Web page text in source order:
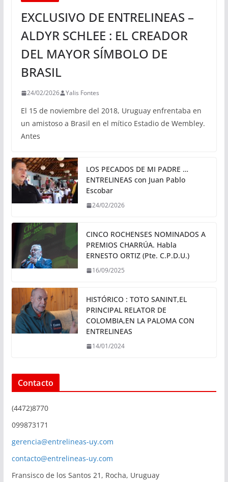
EXCLUSIVO DE ENTRELINEAS –
ALDYR SCHLEE : EL CREADOR
DEL MAYOR SÍMBOLO DE
BRASIL
24/02/2026 Yalis Fontes
El 15 de noviembre del 2018, Uruguay enfrentaba en
un amistoso a Brasil en el mítico Estadio de Wembley.
Antes
LOS PECADOS DE MI PADRE …
ENTRELINEAS con Juan Pablo
Escobar
24/02/2026
CINCO ROCHENSES NOMINADOS A
PREMIOS CHARRÚA. Habla
ERNESTO ORTIZ (Pte. C.P.D.U.)
16/09/2025
HISTÓRICO : TOTO SANINT,EL
PRINCIPAL RELATOR DE
COLOMBIA,EN LA PALOMA CON
ENTRELINEAS
14/01/2024
Contacto
(4472)8770
099873171
gerencia@entrelineas-uy.com
contacto@entrelineas-uy.com
Fransisco de los Santos 21, Rocha, Uruguay